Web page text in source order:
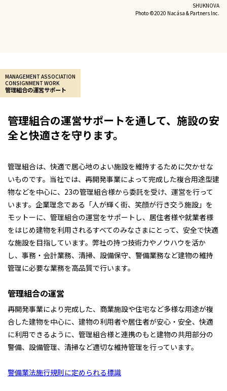
SHUKNOVA
Photo ©2020 Nacása & Partners Inc.
MANAGEMENT ASSOCIATION
CONSIGNMENT WORK
管理組合の運営サポート
管理組合の運営サポートを通して、施設の安
全と快適さを守ります。
管理組合は、快適で居心地のよい施設を維持するために欠かせな
いものです。当社では、再開発事業によって完成した複合用途型建
物などを中心に、23の管理組合様から委託を受け、運営を行って
います。 企業理念である「人が輝く街、笑顔が行き交う施設」を
モットーに、管理組合の運営をサポートし、居住者様や就業者様
をはじめ建物を利用されるすべてのみなさまにとって、安全で快適
な施設を目指しています。弊社の持つ技術力やノウハウを活か
し、事務・会計業務、清掃、設備保守、警備業務など建物の維持
管理に必要な業務を高品質で行います。
管理組合の運営
再開発事業により完成した、商業施設や住宅など多様な用途が複
合した建物を中心に、建物の利用者や居住者が安心・安全、快適
に利用できるように、管理組合様と連携のもと建物の共用部分の
警備、設備管理、清掃など適切な維持管理を行っています。
警備業法施行規則に定められる標識